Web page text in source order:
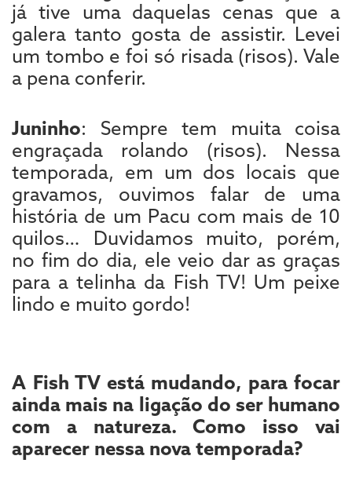
já tive uma daquelas cenas que a
galera tanto gosta de assistir. Levei
um tombo e foi só risada (risos). Vale
a pena conferir.
Juninho: Sempre tem muita coisa
engraçada rolando (risos). Nessa
temporada, em um dos locais que
gravamos, ouvimos falar de uma
história de um Pacu com mais de 10
quilos… Duvidamos muito, porém,
no fim do dia, ele veio dar as graças
para a telinha da Fish TV! Um peixe
lindo e muito gordo!
A Fish TV está mudando, para focar
ainda mais na ligação do ser humano
com a natureza. Como isso vai
aparecer nessa nova temporada?